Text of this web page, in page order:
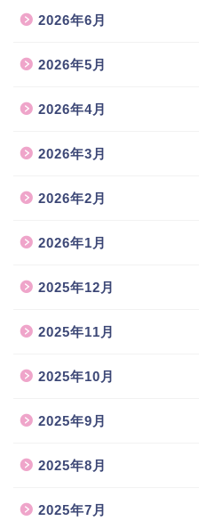
2026年6月
2026年5月
2026年4月
2026年3月
2026年2月
2026年1月
2025年12月
2025年11月
2025年10月
2025年9月
2025年8月
2025年7月